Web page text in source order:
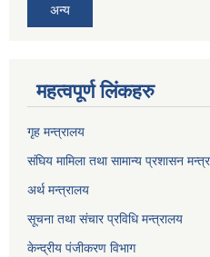
अन्य
महत्वपूर्ण लिंकहरु
गृह मन्त्रालय
संघिय मामिला तथा सामान्य प्रशासन
अर्थ मन्त्रालय
सूचना तथा संचार प्रविधि मन्त्रालय
केन्द्रीय पंजीकरण विभाग